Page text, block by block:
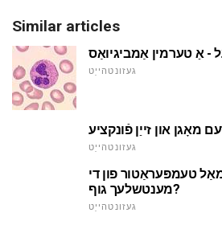
Similar articles
- אַ טערמין אַמביגיואַס
געזונטהייַט
מאָגן און זייַן פֿונקציע
געזונטהייַט
טעמפּעראַטור פון די
מענטשלעך גוף?
געזונטהייַט